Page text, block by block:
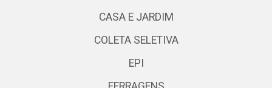
CASA E JARDIM
COLETA SELETIVA
EPI